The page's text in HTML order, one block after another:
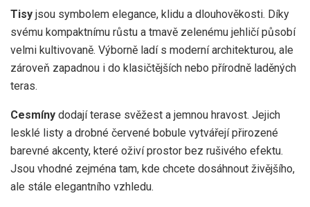
Tisy jsou symbolem elegance, klidu a dlouhověkosti. Díky
svému kompaktnímu růstu a tmavě zelenému jehličí působí
velmi kultivovaně. Výborně ladí s moderní architekturou, ale
zároveň zapadnou i do klasičtějších nebo přírodně laděných
teras.
Cesmíny dodají terase svěžest a jemnou hravost. Jejich
lesklé listy a drobné červené bobule vytvářejí přirozené
barevné akcenty, které oživí prostor bez rušivého efektu.
Jsou vhodné zejména tam, kde chcete dosáhnout živějšího,
ale stále elegantního vzhledu.